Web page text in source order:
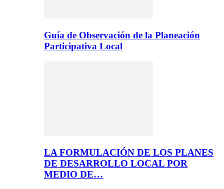
Guía de Observación de la Planeación
Participativa Local
LA FORMULACIÓN DE LOS PLANES
DE DESARROLLO LOCAL POR
MEDIO DE…